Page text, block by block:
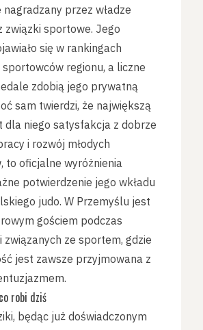
przez władze
związki sportowe. Jego
się w rankingach
regionu, a liczne
zdobią jego prywatną
sam twierdzi, że największą
dla niego satysfakcja z dobrze
i rozwój młodych
to oficjalne wyróżnienia
potwierdzenie jego wkładu
judo. W Przemyślu jest
gościem podczas
związanych ze sportem, gdzie
jest zawsze przyjmowana z
robi dziś
będąc już doświadczonym